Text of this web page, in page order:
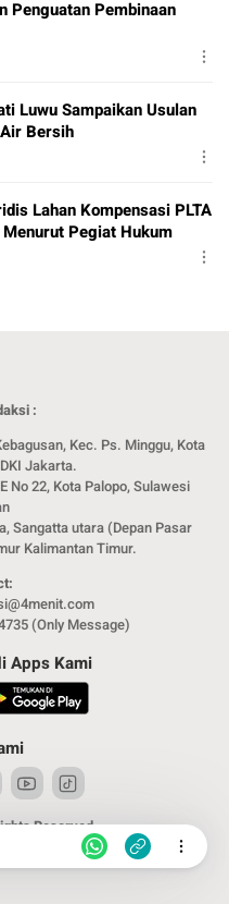
Penguatan Pembinaan
Luwu Sampaikan Usulan
Bersih
Lahan Kompensasi PLTA
Pegiat Hukum
:
Kec. Ps. Minggu, Kota
Jakarta.
No 22, Kota Palopo, Sulawesi
Sangatta utara (Depan Pasar
Kalimantan Timur.
(Only Message)
Apps Kami
Reserved.